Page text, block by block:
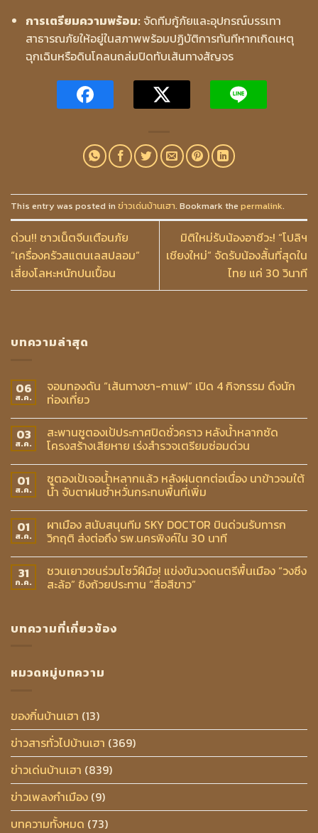
การเตรียมความพร้อม: จัดทีมกู้ภัยและอุปกรณ์บรรเทา
สาธารณภัยให้อยู่ในสภาพพร้อมปฏิบัติการทันทีหากเกิดเหตุ
ฉุกเฉินหรือดินโคลนถล่มปิดทับเส้นทางสัญจร
This entry was posted in ข่าวเด่นบ้านเฮา. Bookmark the permalink.
ด่วน!! ชาวเน็ตจีนเตือนภัย
“เครื่องครัวสแตนเลสปลอม”
เสี่ยงโลหะหนักปนเปื้อน
มิติใหม่รับน้องอาชีวะ! “โปลิฯ
เชียงใหม่” จัดรับน้องสั้นที่สุดใน
ไทย แค่ 30 วินาที
บทความล่าสุด
06
ส.ค.
จอมทองดัน “เส้นทางชา-กาแฟ” เปิด 4 กิจกรรม ดึงนัก
ท่องเที่ยว
03
ส.ค.
สะพานซูตองเป้ประกาศปิดชั่วคราว หลังน้ำหลากซัด
โครงสร้างเสียหาย เร่งสำรวจเตรียมซ่อมด่วน
01
ส.ค.
ซูตองเป้เจอน้ำหลากแล้ว หลังฝนตกต่อเนื่อง นาข้าวจมใต้
น้ำ จับตาฝนซ้ำหวั่นกระทบพื้นที่เพิ่ม
01
ส.ค.
ผาเมือง สนับสนุนทีม SKY DOCTOR บินด่วนรับทารก
วิกฤติ ส่งต่อถึง รพ.นครพิงค์ใน 30 นาที
31
ก.ค.
ชวนเยาวชนร่วมโชว์ฝีมือ! แข่งขันวงดนตรีพื้นเมือง “วงซึง
สะล้อ” ชิงถ้วยประทาน “สื่อสีขาว”
บทความที่เกี่ยวข้อง
หมวดหมู่บทความ
ของกิ๋นบ้านเฮา (13)
ข่าวสารทั่วไปบ้านเฮา (369)
ข่าวเด่นบ้านเฮา (839)
ข่าวเพลงกำเมือง (9)
บทความทั้งหมด (73)